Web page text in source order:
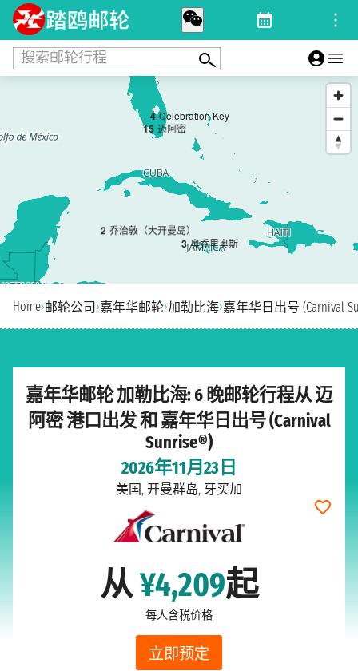
搜索邮轮行程
15 迈阿密
2 乔治敦（大开曼岛）
3 奥乔里奥斯
4 Celebration Key
Home›邮轮公司 ›嘉年华邮轮›加勒比海›嘉年华日出号 (Carnival
嘉年华邮轮 加勒比海: 6 晚邮轮行程从 迈
阿密 港口出发 和 嘉年华日出号 (Carnival
Sunrise®)
2026年11月23日
美国, 开曼群岛, 牙买加
从¥4,209起
每人含税价格
立即预定